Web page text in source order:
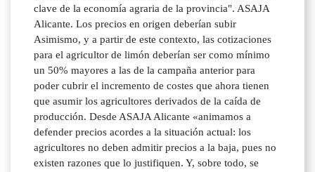
clave de la economía agraria de la provincia". ASAJA
Alicante. Los precios en origen deberían subir
Asimismo, y a partir de este contexto, las cotizaciones
para el agricultor de limón deberían ser como mínimo
un 50% mayores a las de la campaña anterior para
poder cubrir el incremento de costes que ahora tienen
que asumir los agricultores derivados de la caída de
producción. Desde ASAJA Alicante «animamos a
defender precios acordes a la situación actual: los
agricultores no deben admitir precios a la baja, pues no
existen razones que lo justifiquen. Y, sobre todo, se